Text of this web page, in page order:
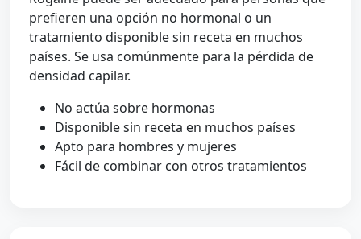
prefieren una opción no hormonal o un
tratamiento disponible sin receta en muchos
países. Se usa comúnmente para la pérdida de
densidad capilar.
No actúa sobre hormonas
Disponible sin receta en muchos países
Apto para hombres y mujeres
Fácil de combinar con otros tratamientos